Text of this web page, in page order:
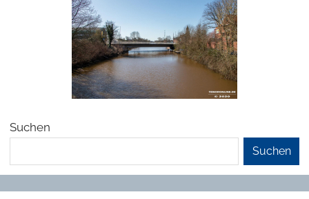
Suchen
Suchen